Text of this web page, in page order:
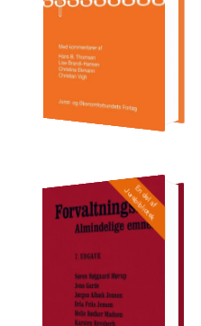
En del af
Jurabibliotek